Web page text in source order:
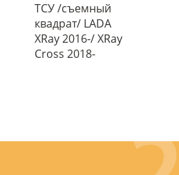
ТСУ /съемный
квадрат/ LADA
XRay 2016-/ XRay
Cross 2018-